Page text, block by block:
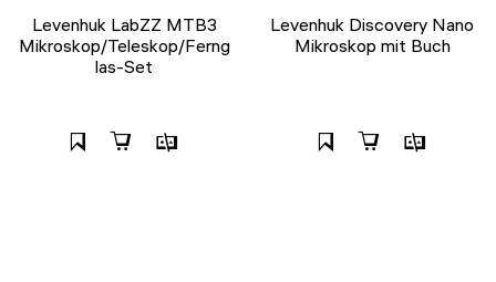
Levenhuk LabZZ MTB3
Mikroskop/Teleskop/Ferng
las-Set
Levenhuk Discovery Nano
Mikroskop mit Buch